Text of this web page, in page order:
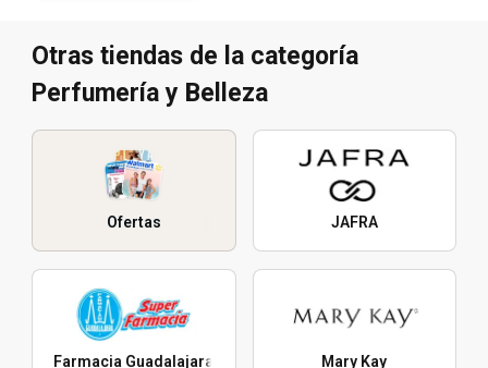
Otras tiendas de la categoría
Perfumería y Belleza
Ofertas JAFRA
Farmacia Guadalajara Mary Kay